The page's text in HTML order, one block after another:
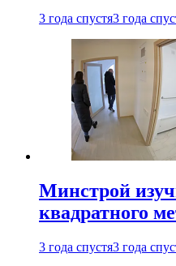
3 года спустя3 года
Минстрой
квадратного
3 года спустя3 года